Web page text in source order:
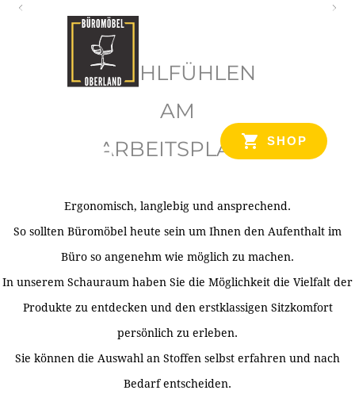
SHOP
WOHLFÜHLEN
AM
ARBEITSPLATZ
Ergonomisch, langlebig und ansprechend.
So sollten Büromöbel heute sein um Ihnen den Aufenthalt im
Büro so angenehm wie möglich zu machen.
In unserem Schauraum haben Sie die Möglichkeit die Vielfalt der
Produkte zu entdecken und den erstklassigen Sitzkomfort
persönlich zu erleben.
Sie können die Auswahl an Stoffen selbst erfahren und nach
Bedarf entscheiden.